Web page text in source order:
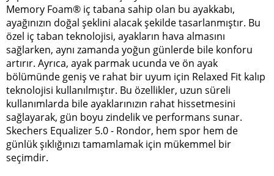
Memory Foam® iç tabana sahip olan bu ayakkabı,
ayağınızın doğal şeklini alacak şekilde tasarlanmıştır. Bu
özel iç taban teknolojisi, ayakların hava almasını
sağlarken, aynı zamanda yoğun günlerde bile konforu
artırır. Ayrıca, ayak parmak ucunda ve ön ayak
bölümünde geniş ve rahat bir uyum için Relaxed Fit kalıp
teknolojisi kullanılmıştır. Bu özellikler, uzun süreli
kullanımlarda bile ayaklarınızın rahat hissetmesini
sağlayarak, gün boyu zindelik ve performans sunar.
Skechers Equalizer 5.0 - Rondor, hem spor hem de
günlük şıklığınızı tamamlamak için mükemmel bir
seçimdir.